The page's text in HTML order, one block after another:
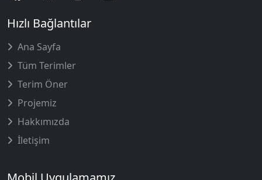
Hızlı Bağlantılar
Ana Sayfa
Tüm Terimler
Terim Öner
Projemiz
Hakkımızda
İletişim